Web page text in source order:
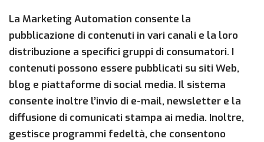
La Marketing Automation consente la
pubblicazione di contenuti in vari canali e la loro
distribuzione a specifici gruppi di consumatori. I
contenuti possono essere pubblicati su siti Web,
blog e piattaforme di social media. Il sistema
consente inoltre l’invio di e-mail, newsletter e la
diffusione di comunicati stampa ai media. Inoltre,
gestisce programmi fedeltà, che consentono